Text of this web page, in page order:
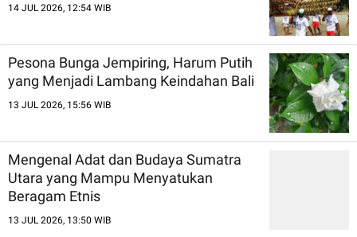
14 JUL 2026, 12:54 WIB
Pesona Bunga Jempiring, Harum Putih
yang Menjadi Lambang Keindahan Bali
13 JUL 2026, 15:56 WIB
Mengenal Adat dan Budaya Sumatra
Utara yang Mampu Menyatukan
Beragam Etnis
13 JUL 2026, 13:50 WIB